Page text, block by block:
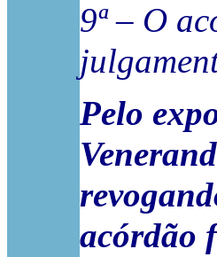
9ª – O
Pelo
acórdão